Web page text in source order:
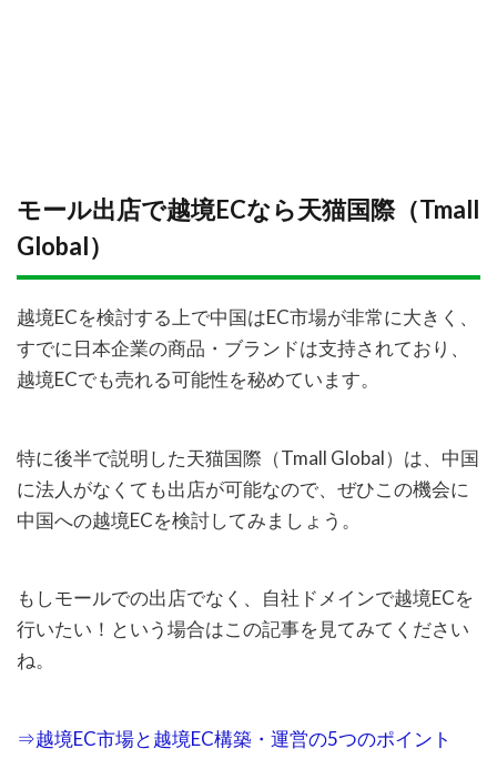
モール出店で越境ECなら天猫国際（Tmall
Global）
越境ECを検討する上で中国はEC市場が非常に大きく、
すでに日本企業の商品・ブランドは支持されており、
越境ECでも売れる可能性を秘めています。
特に後半で説明した天猫国際（Tmall Global）は、中国
に法人がなくても出店が可能なので、ぜひこの機会に
中国への越境ECを検討してみましょう。
もしモールでの出店でなく、自社ドメインで越境ECを
行いたい！という場合はこの記事を見てみてください
ね。
⇒越境EC市場と越境EC構築・運営の5つのポイント